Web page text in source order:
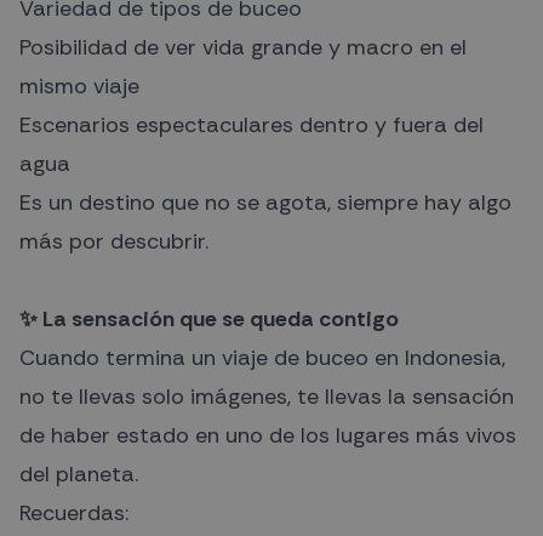
Variedad de tipos de buceo
Posibilidad de ver vida grande y macro en el
mismo viaje
Escenarios espectaculares dentro y fuera del
agua
Es un destino que no se agota, siempre hay algo
más por descubrir.
✨ La sensación que se queda contigo
Cuando termina un viaje de buceo en Indonesia,
no te llevas solo imágenes, te llevas la sensación
de haber estado en uno de los lugares más vivos
del planeta.
Recuerdas: